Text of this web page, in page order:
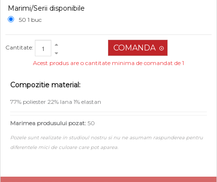
Marimi/Serii disponibile
50 1 buc
Cantitate:
Acest produs are o cantitate minima de comandat de 1
Compozitie material:
77% poliester 22% lana 1% elastan
Marimea produsului pozat: 50
Pozele sunt realizate in studioul nostru si nu ne asumam raspunderea pentru
diferentele mici de culoare care pot aparea.